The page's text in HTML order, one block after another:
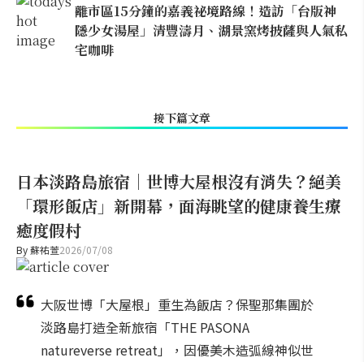
離市區15分鐘的嘉義祕境路線！造訪「台版神
隱少女湯屋」清豐濤月、湖景窯烤披薩與人氣私
宅咖啡
接下篇文章
日本淡路島旅宿｜世博大屋根沒有消失？絕美
「環形飯店」新開幕，面海眺望的健康養生療
癒度假村
By蘇祐萱2026/07/08
大阪世博「大屋根」重生為飯店？保聖那集團於
淡路島打造全新旅宿「THE PASONA
natureverse retreat」，因優美木造弧線神似世